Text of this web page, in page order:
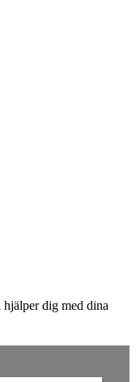
dig med dina